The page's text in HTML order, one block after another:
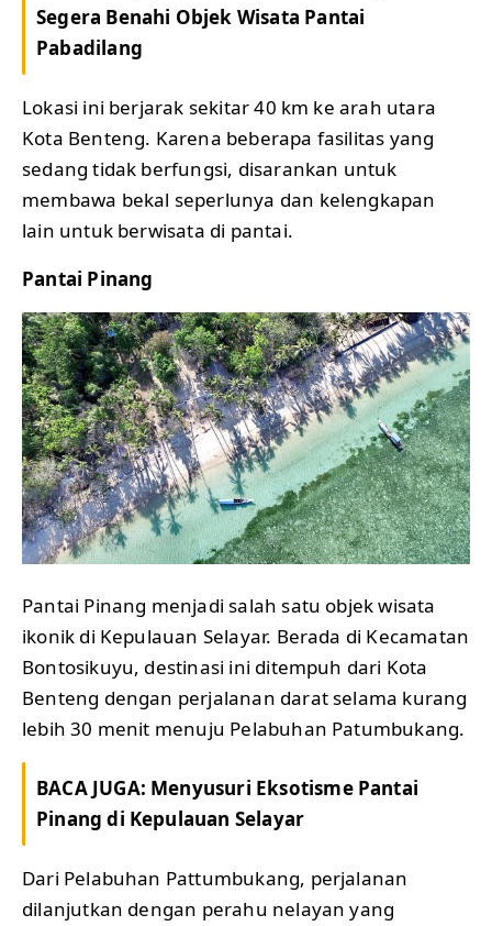
Segera Benahi Objek Wisata Pantai
Pabadilang
Lokasi ini berjarak sekitar 40 km ke arah utara
Kota Benteng. Karena beberapa fasilitas yang
sedang tidak berfungsi, disarankan untuk
membawa bekal seperlunya dan kelengkapan
lain untuk berwisata di pantai.
Pantai Pinang
Pantai Pinang menjadi salah satu objek wisata
ikonik di Kepulauan Selayar. Berada di Kecamatan
Bontosikuyu, destinasi ini ditempuh dari Kota
Benteng dengan perjalanan darat selama kurang
lebih 30 menit menuju Pelabuhan Patumbukang.
BACA JUGA: Menyusuri Eksotisme Pantai
Pinang di Kepulauan Selayar
Dari Pelabuhan Pattumbukang, perjalanan
dilanjutkan dengan perahu nelayan yang